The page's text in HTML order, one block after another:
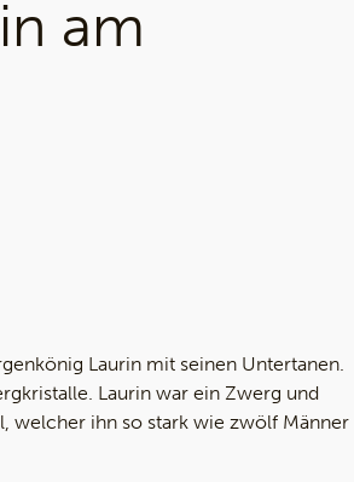
am
Laurin mit seinen Untertanen.
Laurin war ein Zwerg und
welcher ihn so stark wie zwölf Männer